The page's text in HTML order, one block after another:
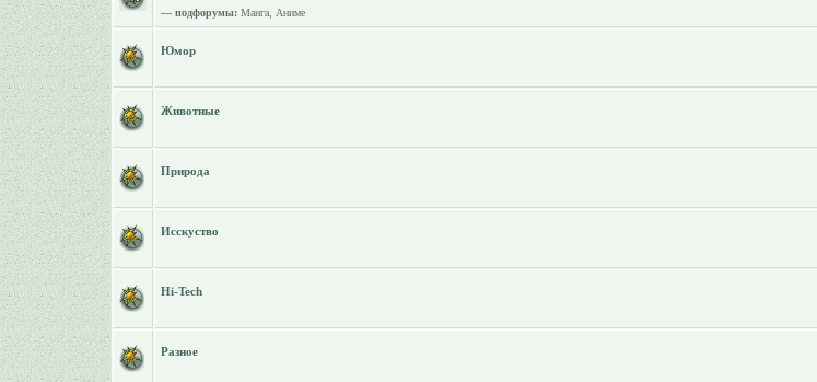
— подфорумы: Манга, Аниме
Юмор
Животные
Природа
Исскуство
Hi-Tech
Разное